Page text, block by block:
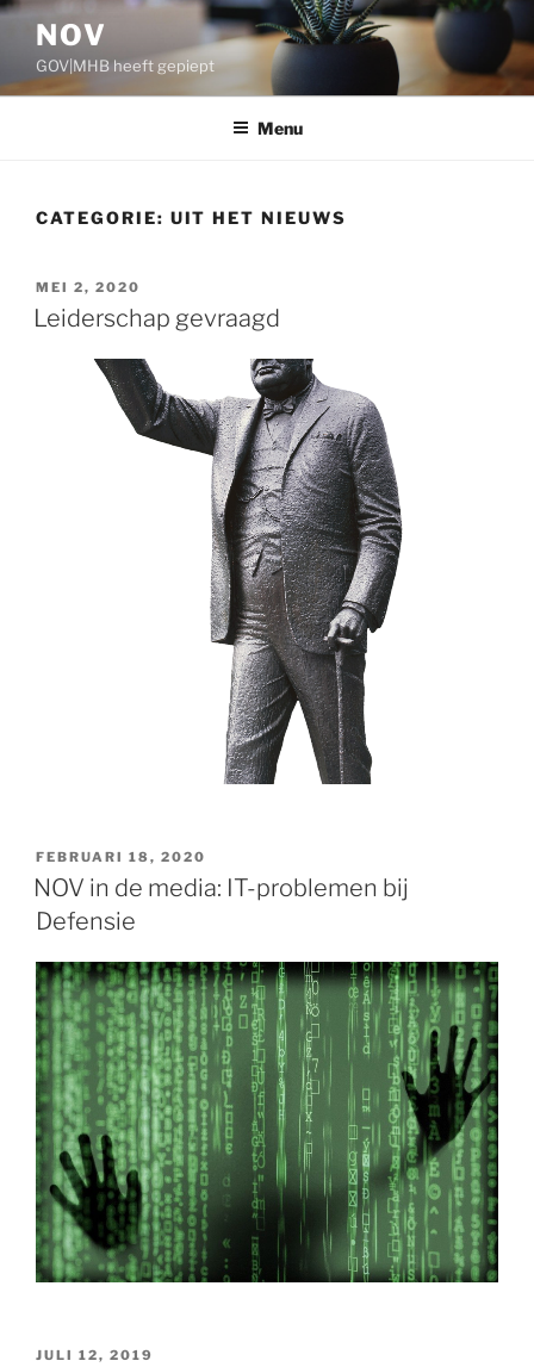
Ga
inhoud
NOV
GOV|MHB heeft gepiept
Menu
CATEGORIE: UIT HET NIEUWS
GEPLAATST
OP
MEI 2, 2020
Leiderschap gevraagd
GEPLAATST
OP
FEBRUARI 18, 2020
NOV in de media: IT-problemen bij
Defensie
GEPLAATST
JULI 12, 2019